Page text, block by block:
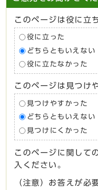
このページは役に立
役に立った
どちらともいえない
役に立たなかった
このページは見つけ
見つけやすかった
どちらともいえない
見つけにくかった
このページに関して
入ください。
（注意）お答えが必